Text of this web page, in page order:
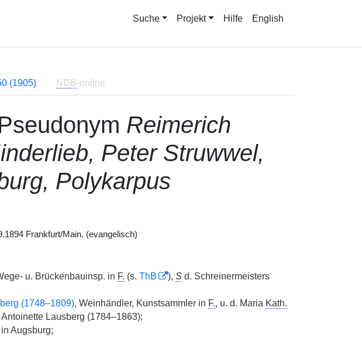
Suche Projekt Hilfe English
(1905) NDB-online
Reimerich
Peter Struwwel,
Polykarpus
Frankfurt/Main. (evangelisch)
u. Brückenbauinsp. in F. (s. ThB ), Sd. Schreinermeisters
(1748–1809), Weinhändler, Kunstsammler in F., u. d. Maria Kath.
Lausberg (1784–1863);
Augsburg;